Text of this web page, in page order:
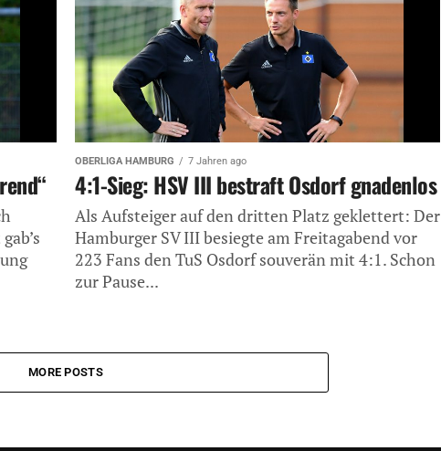
OBERLIGA HAMBURG 7 Jahren ago
4:1-Sieg: HSV III bestraft Osdorf gnadenlos
Als Aufsteiger auf den dritten Platz geklettert: Der
Hamburger SV III besiegte am Freitagabend vor
223 Fans den TuS Osdorf souverän mit 4:1. Schon
zur Pause...
MORE POSTS